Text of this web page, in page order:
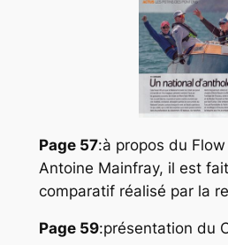
Page 57:à propos du Flow
Antoine Mainfray, il est
comparatif réalisé par la
Page 59:présentation du